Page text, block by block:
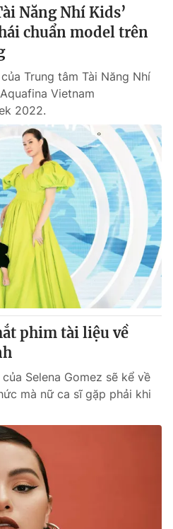
Năng Nhí Kids’
chuẩn model trên
Trung tâm Tài Năng Nhí
Vietnam
2022.
phim tài liệu về
Selena Gomez sẽ kể về
mà nữ ca sĩ gặp phải khi